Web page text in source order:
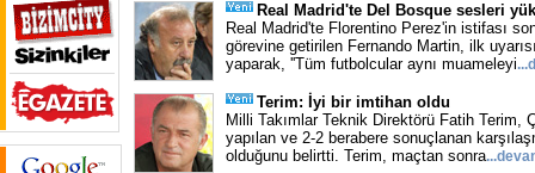
Real Madrid'te Del Bosque sesleri
Real Madrid'te Florentino Perez'in istifası
görevine getirilen Fernando Martin, ilk
yaparak, ''Tüm futbolcular aynı muameleyi...
Terim: İyi bir imtihan oldu
Milli Takımlar Teknik Direktörü Fatih Terim,
yapılan ve 2-2 berabere sonuçlanan
olduğunu belirtti. Terim, maçtan sonra...